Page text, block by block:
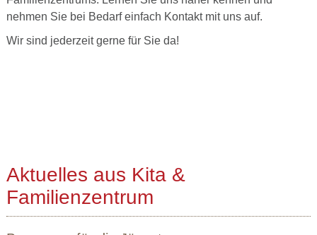
nehmen Sie bei Bedarf einfach Kontakt mit uns auf.
Wir sind jederzeit gerne für Sie da!
Aktuelles aus Kita &
Familienzentrum